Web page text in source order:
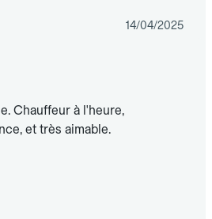
14/04/2025
Chauffeur à l'heure,
et très aimable.